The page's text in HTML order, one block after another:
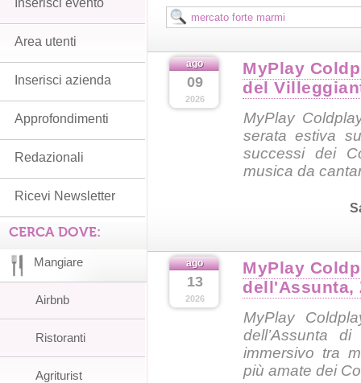
ago
09
2026
MyPlay
del
MyPlay
serata estiva
successi dei
musica da
ago
13
2026
MyPlay
dell'Assunta,
MyPlay
dell’Assunta
immersivo tra
più amate dei
Inserisci evento
Area utenti
Inserisci azienda
Approfondimenti
Redazionali
Ricevi Newsletter
CERCA DOVE:
Mangiare
Airbnb
Ristoranti
Agriturist